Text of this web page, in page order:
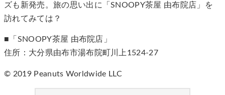
ズも新発売。旅の思い出に「SNOOPY茶屋 由布院店」を
訪れてみては？
■「SNOOPY茶屋 由布院店」
住所：大分県由布市湯布院町川上1524-27
© 2019 Peanuts Worldwide LLC